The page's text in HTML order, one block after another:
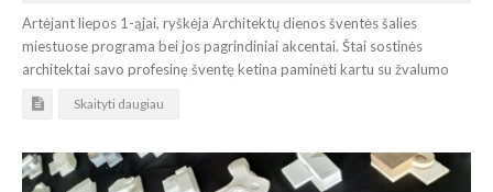
Artėjant liepos 1-ąjai, ryškėja Architektų dienos šventės šalies
miestuose programa bei jos pagrindiniai akcentai. Štai sostinės
architektai savo profesinę šventę ketina paminėti kartu su žvalumo
Skaityti daugiau